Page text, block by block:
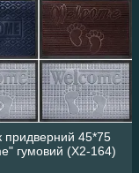
придверний 45*75
гумовий (X2-164)